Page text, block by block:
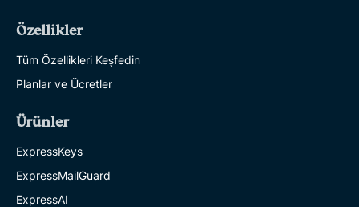
Özellikler
Tüm Özellikleri Keşfedin
Planlar ve Ücretler
Ürünler
ExpressKeys
ExpressMailGuard
ExpressAI